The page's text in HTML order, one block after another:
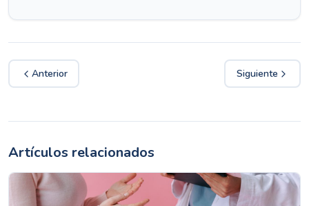
Anterior Siguiente
Artículos relacionados